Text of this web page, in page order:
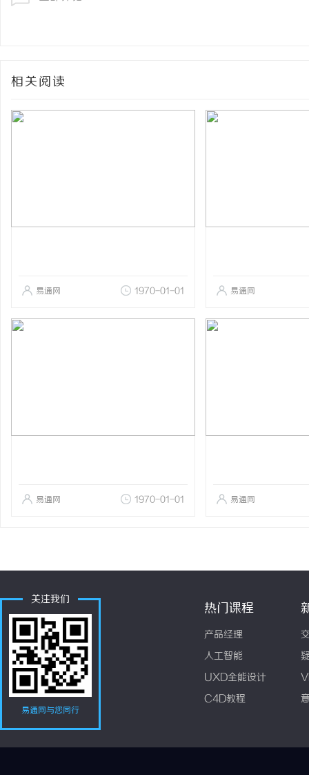
相关阅读
易通网 1970-01-01 易通网
易通网 1970-01-01 易通网
关注我们
易通网与您同行
热门课程
产品经理
人工智能
UXD全能设计
C4D教程